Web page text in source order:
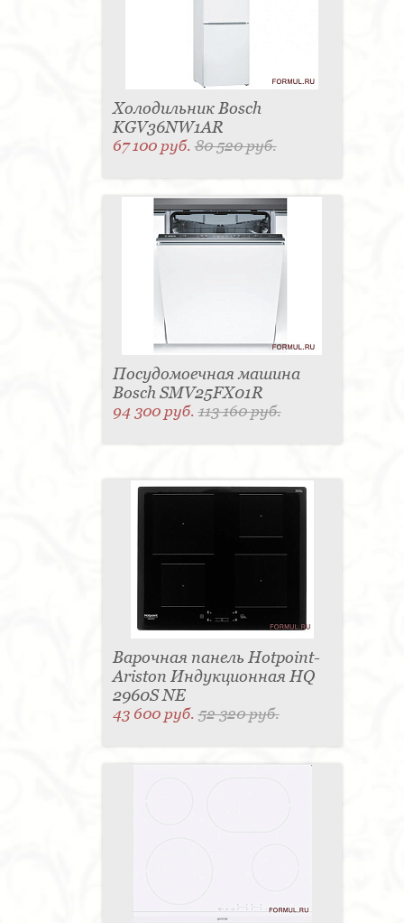
Холодильник Bosch
KGV36NW1AR
67 100 руб.80 520 руб.
Посудомоечная машина
Bosch SMV25FX01R
94 300 руб.113 160 руб.
Варочная панель Hotpoint-
Ariston Индукционная HQ
2960S NE
43 600 руб.52 320 руб.